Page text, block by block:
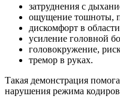
затруднения с
ощущение тошноты,
дискомфорт в
усиление головной
головокружение,
тремор в руках.
Такая демонстрация
нарушения режима